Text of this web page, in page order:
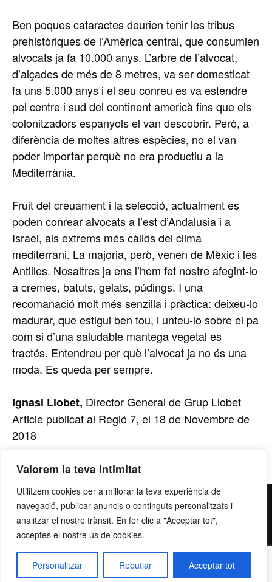
Valorem la teva intimitat
Utilitzem cookies per a millorar la teva experiència de
navegació, publicar anuncis o continguts personalitzats i
analitzar el nostre trànsit. En fer clic a "Acceptar tot",
acceptes el nostre ús de cookies.
Personalitzar Rebutjar Acceptar tot
Ben poques cataractes deurien tenir les tribus
prehistòriques de l’Amèrica central, que consumien
alvocats ja fa 10.000 anys. L’arbre de l’alvocat,
d’alçades de més de 8 metres, va ser domesticat
fa uns 5.000 anys i el seu conreu es va estendre
pel centre i sud del continent americà fins que els
colonitzadors espanyols el van descobrir. Però, a
diferència de moltes altres espècies, no el van
poder importar perquè no era productiu a la
Mediterrània.
Fruit del creuament i la selecció, actualment es
poden conrear alvocats a l’est d’Andalusia i a
Israel, als extrems més càlids del clima
mediterrani. La majoria, però, venen de Mèxic i les
Antilles. Nosaltres ja ens l’hem fet nostre afegint-lo
a cremes, batuts, gelats, púdings. I una
recomanació molt més senzilla i pràctica: deixeu-lo
madurar, que estigui ben tou, i unteu-lo sobre el pa
com si d’una saludable mantega vegetal es
tractés. Entendreu per què l’alvocat ja no és una
moda. Es queda per sempre.
Ignasi Llobet, Director General de Grup Llobet
Article publicat al Regió 7, el 18 de Novembre de
2018
contacte@grupllobet.com| Política de privacitat|Donar-
me de baixa| T. 93 878 80 78 | Ctra. Manresa a Berga km
2,7 | 08272 Sant Fruitós de Bages